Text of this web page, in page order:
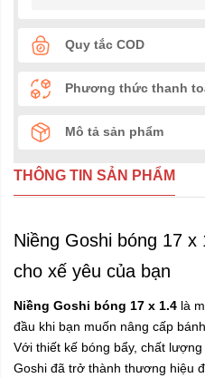
Quy tắc COD
Phương thức thanh
Mô tả sản phẩm
THÔNG TIN SẢN PHẨM
Niềng Goshi bóng 17
cho xế yêu của bạn
Niềng Goshi bóng 17 x 1.4 là
đầu khi bạn muốn nâng cấp
Với thiết kế bóng bẩy, chất
Goshi đã trở thành thương hiệu